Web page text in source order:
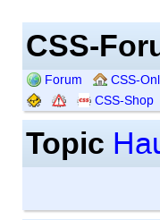
CSS-
Forum CSS-
CSS-Shop
Topic